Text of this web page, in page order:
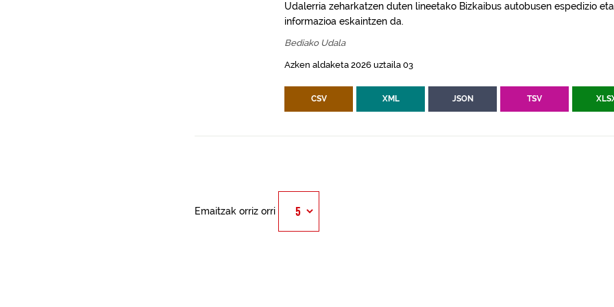
Udalerria zeharkatzen duten lineetako Bizkaibus autobusen espedizio
informazioa eskaintzen da.
Bediako Udala
Azken aldaketa 2026 uztaila 03
CSV XML JSON TSV
Emaitzak orriz orri